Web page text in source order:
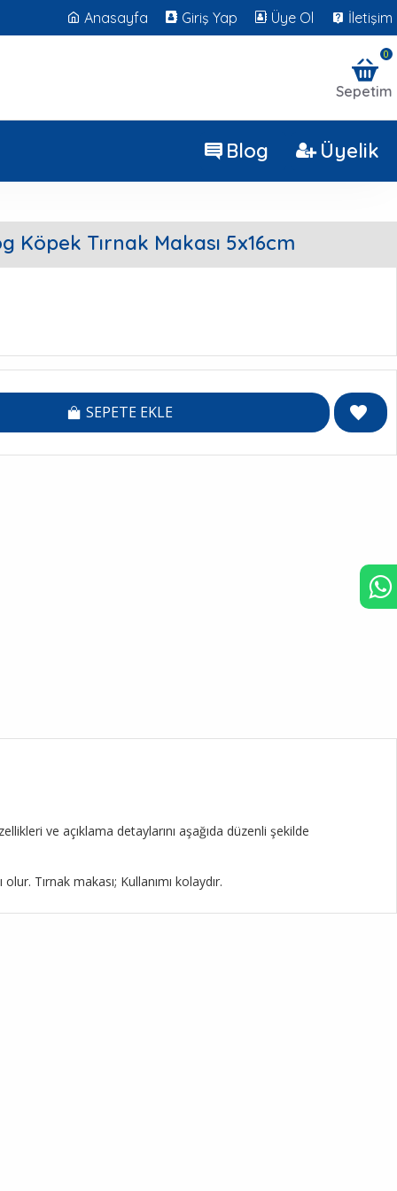
Anasayfa Giriş Yap Üye Ol İletişim
Sepetim
0
Blog Üyelik
Köpek Tırnak Makası 5x16cm
SEPETE EKLE
ve açıklama detaylarını aşağıda düzenli şekilde
Tırnak makası; Kullanımı kolaydır.